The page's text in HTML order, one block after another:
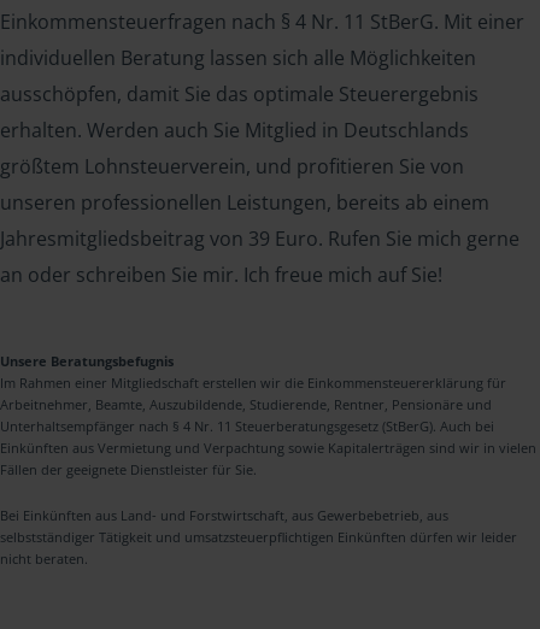
Einkommensteuerfragen nach § 4 Nr. 11 StBerG. Mit einer
individuellen Beratung lassen sich alle Möglichkeiten
ausschöpfen, damit Sie das optimale Steuerergebnis
erhalten. Werden auch Sie Mitglied in Deutschlands
größtem Lohnsteuerverein, und profitieren Sie von
unseren professionellen Leistungen, bereits ab einem
Jahresmitgliedsbeitrag von 39 Euro. Rufen Sie mich gerne
an oder schreiben Sie mir. Ich freue mich auf Sie!
Unsere Beratungsbefugnis
Im Rahmen einer Mitgliedschaft erstellen wir die Einkommensteuererklärung für
Arbeitnehmer, Beamte, Auszubildende, Studierende, Rentner, Pensionäre und
Unterhaltsempfänger nach § 4 Nr. 11 Steuerberatungsgesetz (StBerG). Auch bei
Einkünften aus Vermietung und Verpachtung sowie Kapitalerträgen sind wir in vielen
Fällen der geeignete Dienstleister für Sie.
Bei Einkünften aus Land- und Forstwirtschaft, aus Gewerbebetrieb, aus
selbstständiger Tätigkeit und umsatzsteuerpflichtigen Einkünften dürfen wir leider
nicht beraten.